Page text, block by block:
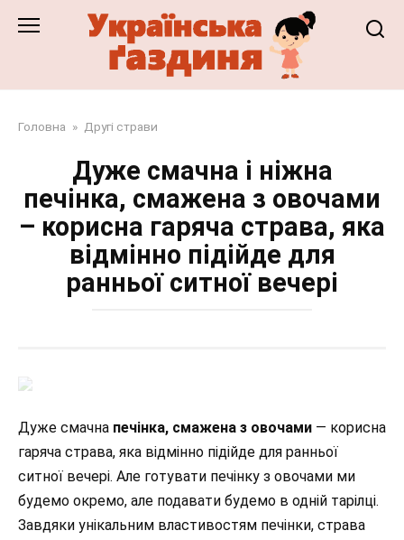
Головна » Другі страви
Дуже смачна і ніжна
печінка, смажена з овочами
– корисна гаряча страва, яка
відмінно підійде для
ранньої ситної вечері
Дуже смачна печінка, смажена з овочами — корисна
гаряча страва, яка відмінно підійде для ранньої
ситної вечері. Але готувати печінку з овочами ми
будемо окремо, але подавати будемо в одній тарілці.
Завдяки унікальним властивостям печінки, страва